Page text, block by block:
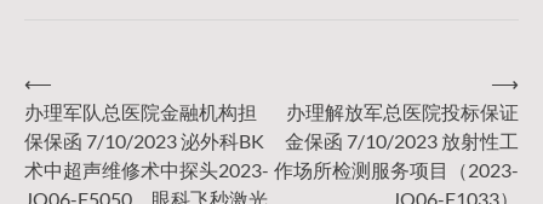
文
章
⟵
办理军队总医院金融机构担
保保函 7/10/2023 泌外科BK
术中超声维修术中探头2023-
JQ06-F5050、眼科飞秒激光
办理解放军总医院投标保证
金保函 7/10/2023 放射性工
作场所检测服务项目（2023-
JQ06-F1033）
⟶